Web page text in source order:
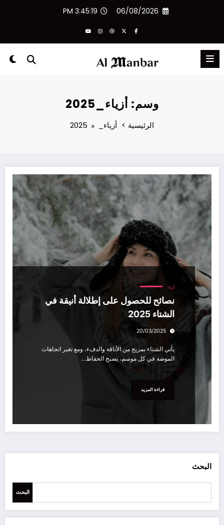
06/08/2026
3:45:19 PM
وسم: أزياء_2025
الرئيسية أزياء_2025
أزياء
نصائح للحصول على إطلالة أنيقة في
الشتاء 2025
20/03/2025
يأتي الشتاء بمزيج من الأناقة والدفء، ومع تغير اتجاهات
الموضة في كل موسم، يصبح الحفاظ…
قراءة المزيد
البحث
البحث